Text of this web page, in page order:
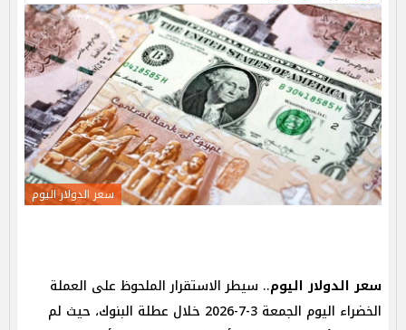
سعر الدولار اليوم
سعر الدولار اليوم.. سيطر الاستقرار الملحوظ على العملة
الخضراء اليوم الجمعة 3-7-2026 خلال عطلة البنوك، حيث لم